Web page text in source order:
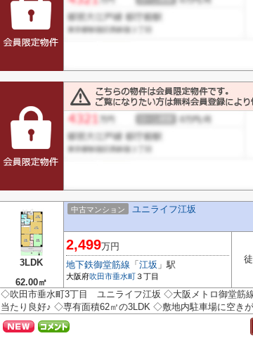
3LDK
62.00㎡
中古マンション ユニライフ江坂
2,499万円
地下鉄御堂筋線 「 江坂 」駅
大阪府吹田市垂水町３丁目
◇吹田市垂水町3丁目 ユニライフ江坂 ◇大阪メトロ御堂筋
当たり良好♪ ◇専有面積62㎡の3LDK ◇敷地内駐車場に空き